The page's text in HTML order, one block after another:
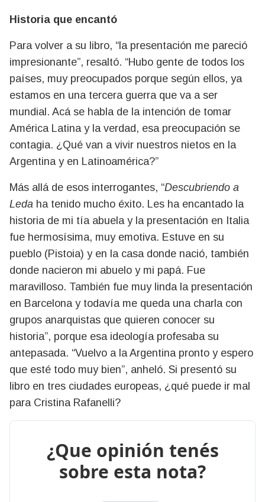
Historia que encantó
Para volver a su libro, “la presentación me pareció
impresionante”, resaltó. “Hubo gente de todos los
países, muy preocupados porque según ellos, ya
estamos en una tercera guerra que va a ser
mundial. Acá se habla de la intención de tomar
América Latina y la verdad, esa preocupación se
contagia. ¿Qué van a vivir nuestros nietos en la
Argentina y en Latinoamérica?”
Más allá de esos interrogantes, “Descubriendo a
Leda ha tenido mucho éxito. Les ha encantado la
historia de mi tía abuela y la presentación en Italia
fue hermosísima, muy emotiva. Estuve en su
pueblo (Pistoia) y en la casa donde nació, también
donde nacieron mi abuelo y mi papá. Fue
maravilloso. También fue muy linda la presentación
en Barcelona y todavía me queda una charla con
grupos anarquistas que quieren conocer su
historia”, porque esa ideología profesaba su
antepasada. “Vuelvo a la Argentina pronto y espero
que esté todo muy bien”, anheló. Si presentó su
libro en tres ciudades europeas, ¿qué puede ir mal
para Cristina Rafanelli?
¿Que opinión tenés
sobre esta nota?